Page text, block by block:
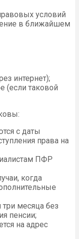
условий
в ближайшем
интернет);
(если таковой
с даты
права на
ПФР
когда
три месяца без
пенсии;
на адрес